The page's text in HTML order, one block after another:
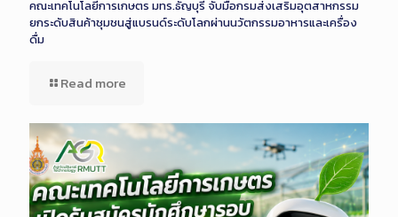
คณะเทคโนโลยีการเกษตร มทร.ธัญบุรี จับมือกรมส่งเสริมอุตสาหกรรม
ยกระดับสินค้าชุมชนสู่แบรนด์ระดับโลกผ่านนวัตกรรมอาหารและเครื่อง
ดื่ม
Read more